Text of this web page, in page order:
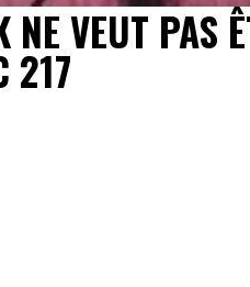
NE VEUT PAS
217